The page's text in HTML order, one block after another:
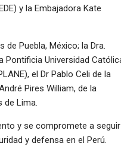
y la Embajadora Kate
Puebla, México; la Dra.
Pontificia Universidad
el Dr Pablo Celi de la
Pires William, de la
de Lima.
y se compromete a seguir
y defensa en el Perú.